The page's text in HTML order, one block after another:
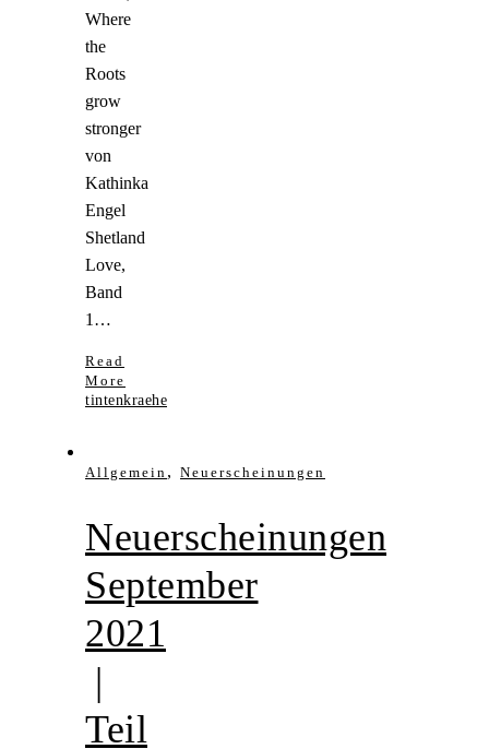
Where
the
Roots
grow
stronger
von
Kathinka
Engel
Shetland
Love,
Band
1…
Read
More
tintenkraehe
Allgemein , Neuerscheinungen
Neuerscheinungen
September
2021
|
Teil